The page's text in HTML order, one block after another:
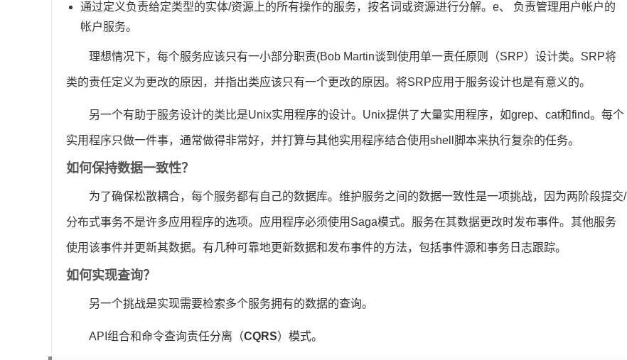
通过定义负责给定类型的实体/资源上的所有操作的服务，按名词或资源进行分解。e、 负责管理用户帐户的
帐户服务。
理想情况下，每个服务应该只有一小部分职责(Bob Martin谈到使用单一责任原则（SRP）设计类。SRP将
类的责任定义为更改的原因，并指出类应该只有一个更改的原因。将SRP应用于服务设计也是有意义的。
另一个有助于服务设计的类比是Unix实用程序的设计。Unix提供了大量实用程序，如grep、cat和find。每个
实用程序只做一件事，通常做得非常好，并打算与其他实用程序结合使用shell脚本来执行复杂的任务。
如何保持数据一致性？
为了确保松散耦合，每个服务都有自己的数据库。维护服务之间的数据一致性是一项挑战，因为两阶段提交/
分布式事务不是许多应用程序的选项。应用程序必须使用Saga模式。服务在其数据更改时发布事件。其他服务
使用该事件并更新其数据。有几种可靠地更新数据和发布事件的方法，包括事件源和事务日志跟踪。
如何实现查询？
另一个挑战是实现需要检索多个服务拥有的数据的查询。
API组合和命令查询责任分离（CQRS）模式。